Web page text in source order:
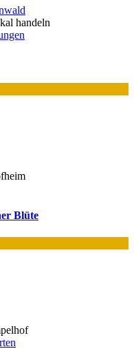
handeln
Blüte